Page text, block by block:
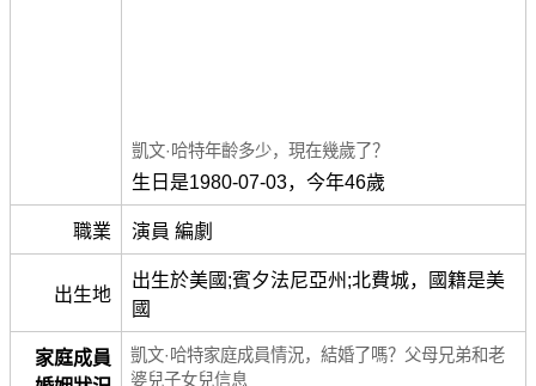
凱文·哈特年齡多少，現在幾歲了？
生日是1980-07-03，今年46歲
職業 演員 編劇
出生地
出生於美國;賓夕法尼亞州;北費城，國籍是美
國
家庭成員
凱文·哈特家庭成員情況，結婚了嗎？父母兄弟和老
婆兒子女兒信息